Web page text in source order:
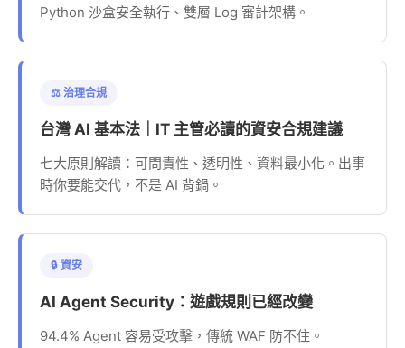
Python 沙盒安全執行、雙層 Log 審計架構。
⚖️ 治理合規
台灣 AI 基本法｜IT 主管必讀的資安合規建議
七大原則解讀：可問責性、透明性、資料最小化。出事
時你要能交代，不是 AI 背鍋。
🔒 資安
AI Agent Security：遊戲規則已經改變
94.4% Agent 容易受攻擊，傳統 WAF 防不住。